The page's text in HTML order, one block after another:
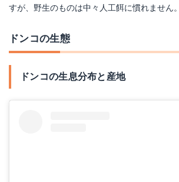
すが、野生のものは中々人工餌に慣れません。
ドンコの生態
ドンコの生息分布と産地